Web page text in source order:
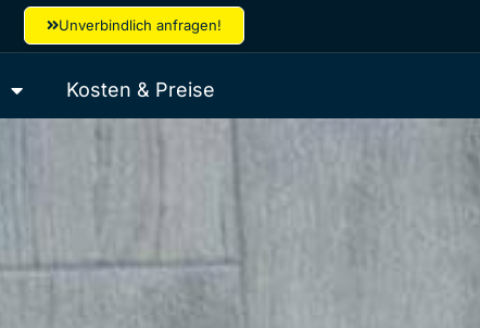
Unverbindlich anfragen!
Kosten & Preise